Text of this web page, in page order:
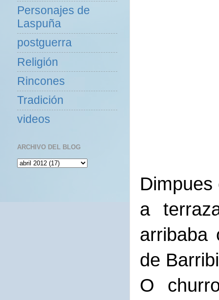
a
arribaba
de
O
Personajes de
Laspuña
postguerra
Religión
Rincones
Tradición
videos
ARCHIVO DEL BLOG